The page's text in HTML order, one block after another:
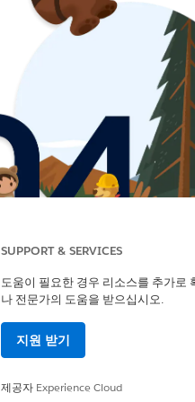
SUPPORT & SERVICES
도움이 필요한 경우 리소스를 추가로
나 전문가의 도움을 받으십시오.
지원 받기
제공자 Experience Cloud